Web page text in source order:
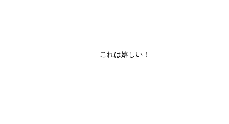
これは嬉しい！